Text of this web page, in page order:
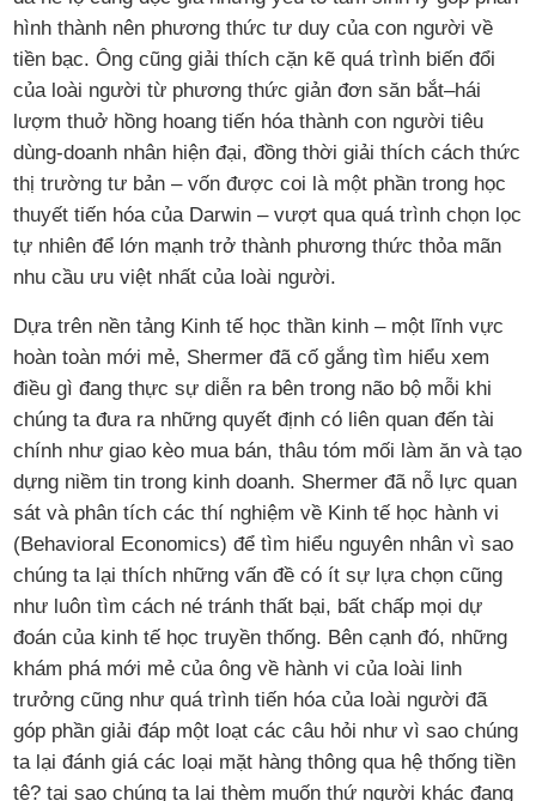
hình thành nên phương thức tư duy của con người về
tiền bạc. Ông cũng giải thích cặn kẽ quá trình biến đổi
của loài người từ phương thức giản đơn săn bắt–hái
lượm thuở hồng hoang tiến hóa thành con người tiêu
dùng-doanh nhân hiện đại, đồng thời giải thích cách thức
thị trường tư bản – vốn được coi là một phần trong học
thuyết tiến hóa của Darwin – vượt qua quá trình chọn lọc
tự nhiên để lớn mạnh trở thành phương thức thỏa mãn
nhu cầu ưu việt nhất của loài người.
Dựa trên nền tảng Kinh tế học thần kinh – một lĩnh vực
hoàn toàn mới mẻ, Shermer đã cố gắng tìm hiểu xem
điều gì đang thực sự diễn ra bên trong não bộ mỗi khi
chúng ta đưa ra những quyết định có liên quan đến tài
chính như giao kèo mua bán, thâu tóm mối làm ăn và tạo
dựng niềm tin trong kinh doanh. Shermer đã nỗ lực quan
sát và phân tích các thí nghiệm về Kinh tế học hành vi
(Behavioral Economics) để tìm hiểu nguyên nhân vì sao
chúng ta lại thích những vấn đề có ít sự lựa chọn cũng
như luôn tìm cách né tránh thất bại, bất chấp mọi dự
đoán của kinh tế học truyền thống. Bên cạnh đó, những
khám phá mới mẻ của ông về hành vi của loài linh
trưởng cũng như quá trình tiến hóa của loài người đã
góp phần giải đáp một loạt các câu hỏi như vì sao chúng
ta lại đánh giá các loại mặt hàng thông qua hệ thống tiền
tệ? tại sao chúng ta lại thèm muốn thứ người khác đang